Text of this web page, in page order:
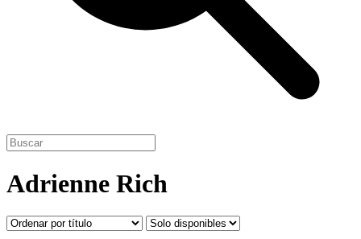
Adrienne Rich